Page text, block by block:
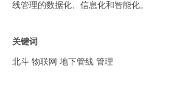
线管理的数据化、信息化和智能化。
关键词
北斗 物联网 地下管线 管理